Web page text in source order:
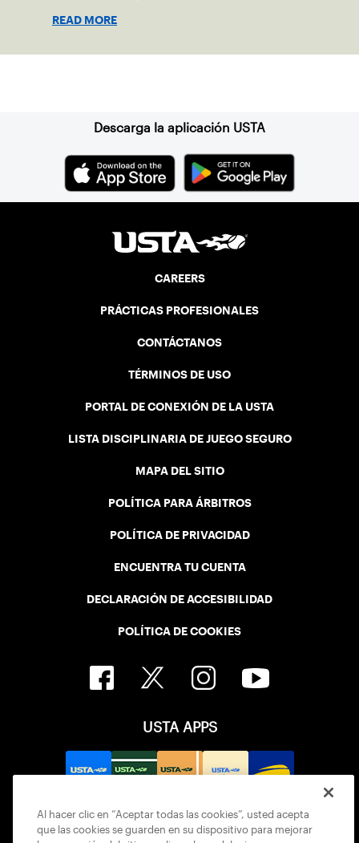
READ MORE
Descarga la aplicación USTA
CAREERS
PRÁCTICAS PROFESIONALES
CONTÁCTANOS
TÉRMINOS DE USO
PORTAL DE CONEXIÓN DE LA USTA
LISTA DISCIPLINARIA DE JUEGO SEGURO
MAPA DEL SITIO
POLÍTICA PARA ÁRBITROS
POLÍTICA DE PRIVACIDAD
ENCUENTRA TU CUENTA
DECLARACIÓN DE ACCESIBILIDAD
POLÍTICA DE COOKIES
USTA APPS
Al hacer clic en “Aceptar todas las cookies”, usted acepta
que las cookies se guarden en su dispositivo para mejorar